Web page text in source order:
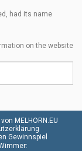
had its name
on the website
MELHORN.EU
Gewinnspiel